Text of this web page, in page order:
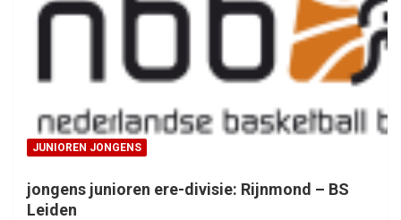
JUNIOREN JONGENS
jongens junioren ere-divisie: Rijnmond – BS
Leiden